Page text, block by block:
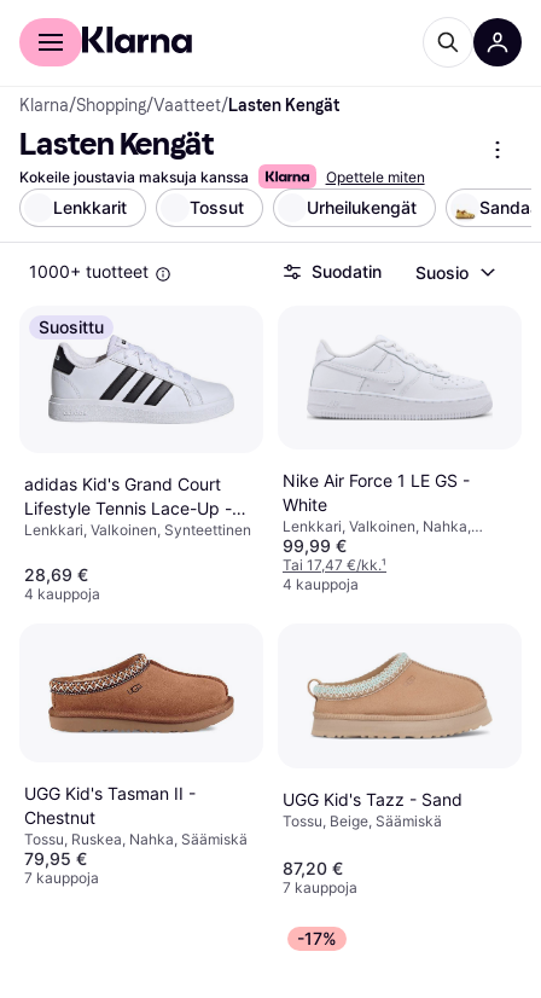
Kuluttajille
Klarna/Shopping/Vaatteet/Lasten Kengät
Lasten Kengät
Kokeile joustavia maksuja kanssa Opettele miten
Lenkkarit Tossut Urheilukengät
1000+ tuotteet Suodatin Suosio
Suosittu
adidas Kid's Grand Court
Lifestyle Tennis Lace-Up -
Cloud White/Core Black
Lenkkari, Valkoinen, Synteettinen
28,69 €
4 kauppoja
Nike Air Force 1 LE GS -
White
Lenkkari, Valkoinen, Nahka,
Tekonahka, Synteettinen
99,99 €
Tai 17,47 €/kk.¹
4 kauppoja
UGG Kid's Tasman II -
Chestnut
Tossu, Ruskea, Nahka, Säämiskä
79,95 €
7 kauppoja
UGG Kid's Tazz - Sand
Tossu, Beige, Säämiskä
87,20 €
7 kauppoja
-17%